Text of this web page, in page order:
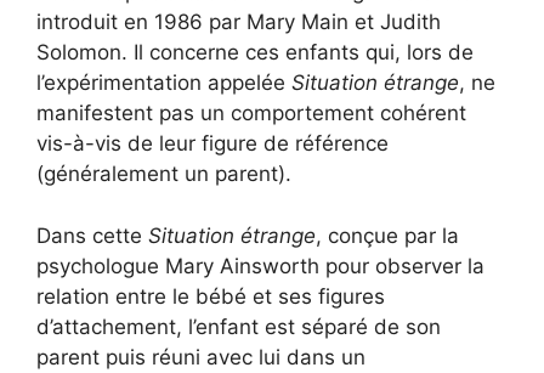
introduit en 1986 par Mary Main et Judith
Solomon. Il concerne ces enfants qui, lors de
l’expérimentation appelée Situation étrange, ne
manifestent pas un comportement cohérent
vis-à-vis de leur figure de référence
(généralement un parent).
Dans cette Situation étrange, conçue par la
psychologue Mary Ainsworth pour observer la
relation entre le bébé et ses figures
d’attachement, l’enfant est séparé de son
parent puis réuni avec lui dans un